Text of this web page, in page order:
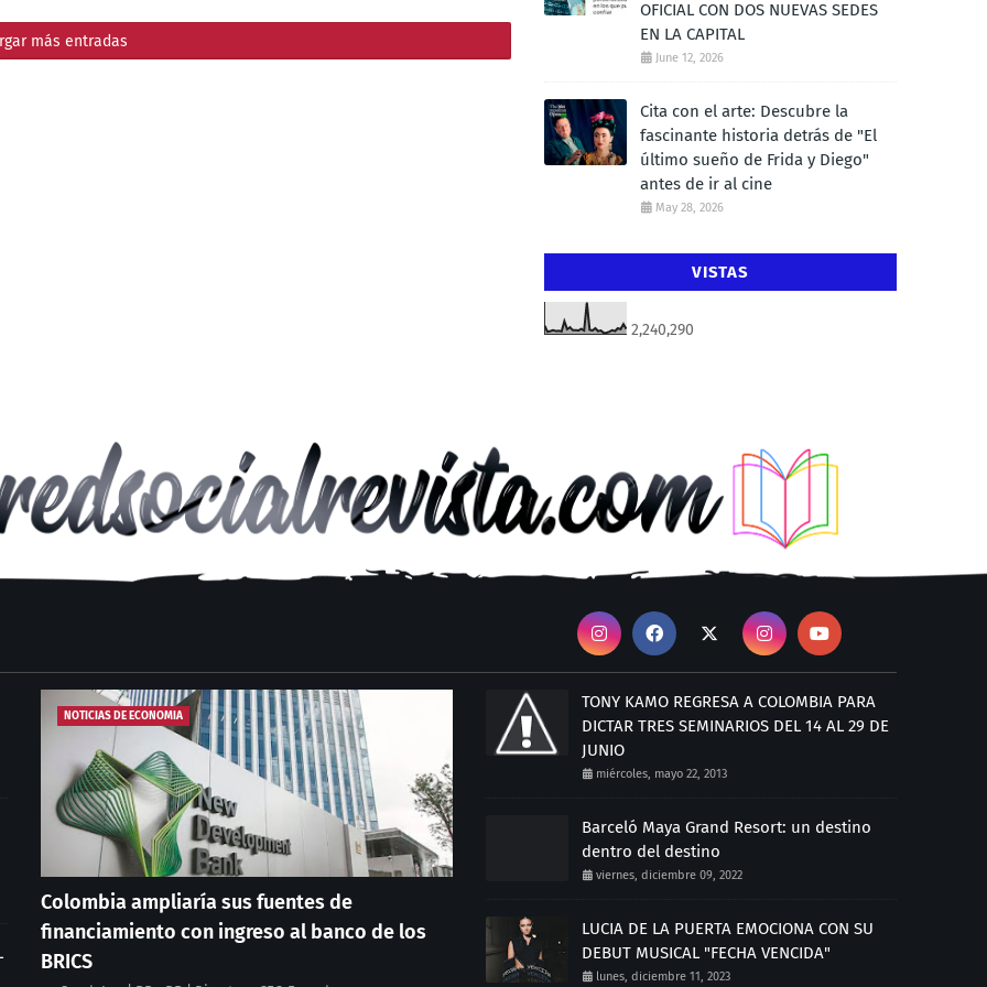
más entradas
OFICIAL CON DOS NUEVAS SEDES
EN LA CAPITAL
June 12, 2026
Cita con el arte: Descubre la
fascinante historia detrás de "El
último sueño de Frida y Diego"
antes de ir al cine
May 28, 2026
VISTAS
2,240,290
NOTICIAS DE ECONOMIA
Colombia ampliaría sus fuentes de
financiamiento con ingreso al banco de los
BRICS
TONY KAMO REGRESA A COLOMBIA PARA
DICTAR TRES SEMINARIOS DEL 14 AL 29 DE
JUNIO
miércoles, mayo 22, 2013
Barceló Maya Grand Resort: un destino
dentro del destino
viernes, diciembre 09, 2022
LUCIA DE LA PUERTA EMOCIONA CON SU
DEBUT MUSICAL "FECHA VENCIDA"
lunes, diciembre 11, 2023